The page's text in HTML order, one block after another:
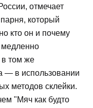
отмечает
который
кто он и почему
медленно
в том же
— в использовании
методов склейки.
"Мяч как будто